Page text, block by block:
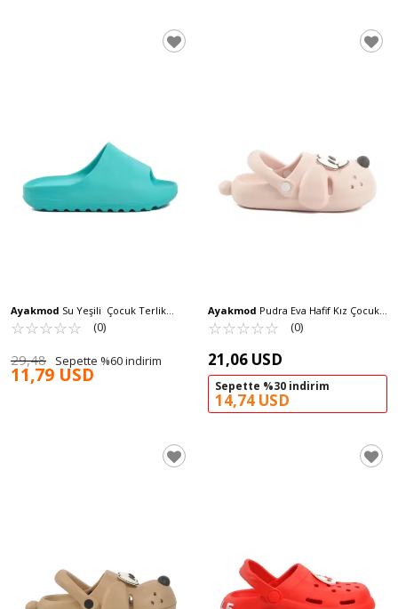
Ayakmod Su Yeşili Çocuk Terlik
Aspor T-REX 103 G
☆☆☆☆☆
★★★★★ (0)
29,48 Sepette %60 indirim
11,79 USD
Ayakmod Pudra Eva Hafif Kız Çocuk
Sabo Terlik Doggy F
☆☆☆☆☆
★★★★★ (0)
21,06 USD
Sepette %30 indirim
14,74 USD